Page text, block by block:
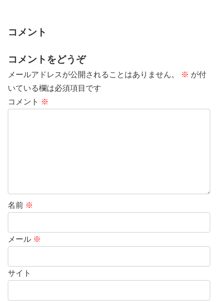
コメント
コメントをどうぞ
メールアドレスが公開されることはありません。 ※ が付
いている欄は必須項目です
コメント ※
名前 ※
メール ※
サイト